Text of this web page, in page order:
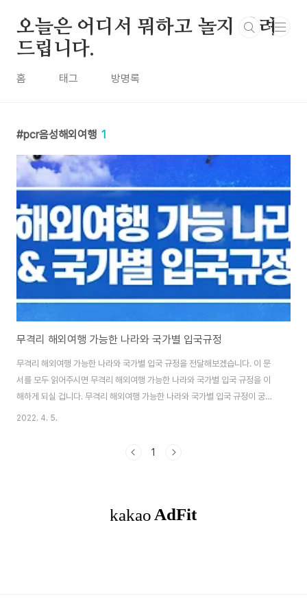
오늘은 어디서 뭐하고 놀지 알려
드립니다.
홈 태그 방명록
pcr음성해외여행 1
무격리 해외여행 가능한 나라와 국가별 입국규정
무격리 해외여행 가능한 나라와 국가별 입국 규정을 전달해보겠습니다. 이 문
서를 모두 읽어주시면 무격리 해외여행 가능한 나라와 국가별 입국 규정을 이
해하게 되실 겁니다. 무격리 해외여행 가능한 나라와 국가별 입국 규정이 궁금
하시다면 반드시 모두 읽어주세요. 이제 아래에서 전부 알려드리겠습니다. 해
행에 대한 기대감이 한층 높아졌습니다. 아마 해외여행을 나가기 망설여졌던
종 후 14~180일) 미접종자는..
2022. 4. 5.
1